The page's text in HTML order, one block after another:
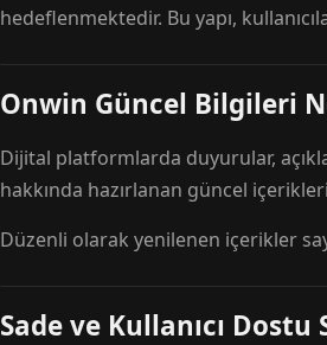
hedeflenmektedir. Bu yapı,
Onwin Güncel Bilgileri
Dijital platformlarda duyurular,
hakkında hazırlanan güncel
Düzenli olarak yenilenen içerikler
Sade ve Kullanıcı Dostu